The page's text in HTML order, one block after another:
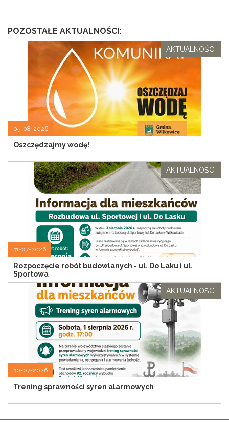
POZOSTAŁE AKTUALNOŚCI:
05-08-2026
Oszczędzajmy wodę!
AKTUALNOŚCI
31-07-2026
Rozpoczęcie robót budowlanych - ul. Do Laku i ul.
Sportowa
AKTUALNOŚCI
30-07-2026
Trening sprawności syren alarmowych
AKTUALNOŚCI